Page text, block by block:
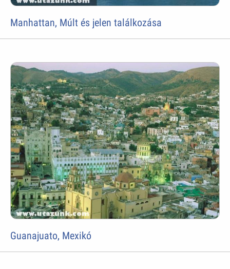
Manhattan, Múlt és jelen találkozása
Guanajuato, Mexikó